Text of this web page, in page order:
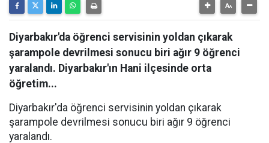
Diyarbakır'da öğrenci servisinin yoldan çıkarak
şarampole devrilmesi sonucu biri ağır 9 öğrenci
yaralandı. Diyarbakır'ın Hani ilçesinde orta
öğretim...
Diyarbakır'da öğrenci servisinin yoldan çıkarak
şarampole devrilmesi sonucu biri ağır 9 öğrenci
yaralandı.